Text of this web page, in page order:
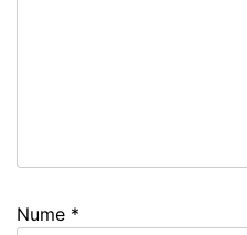
Nume *